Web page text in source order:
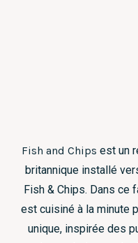
Fish and Chips est un
britannique installé
Fish & Chips. Dans ce
est cuisiné à la minute
unique, inspirée des